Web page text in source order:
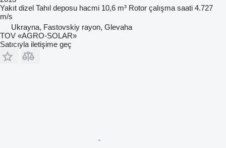
Yakıt dizel Tahıl deposu hacmi 10,6 m³ Rotor çalışma saati 4.727
m/s
Ukrayna, Fastovskiy rayon, Glevaha
TOV «AGRO-SOLAR»
Satıcıyla iletişime geç